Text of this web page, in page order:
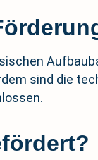
sind die